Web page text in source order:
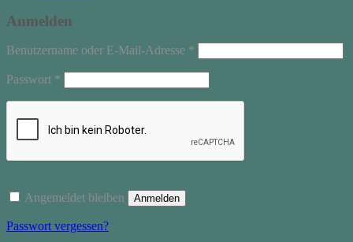
Anmelden
Benutzername oder E-Mail-Adresse *
Passwort *
Angemeldet bleiben Anmelden
Passwort vergessen?